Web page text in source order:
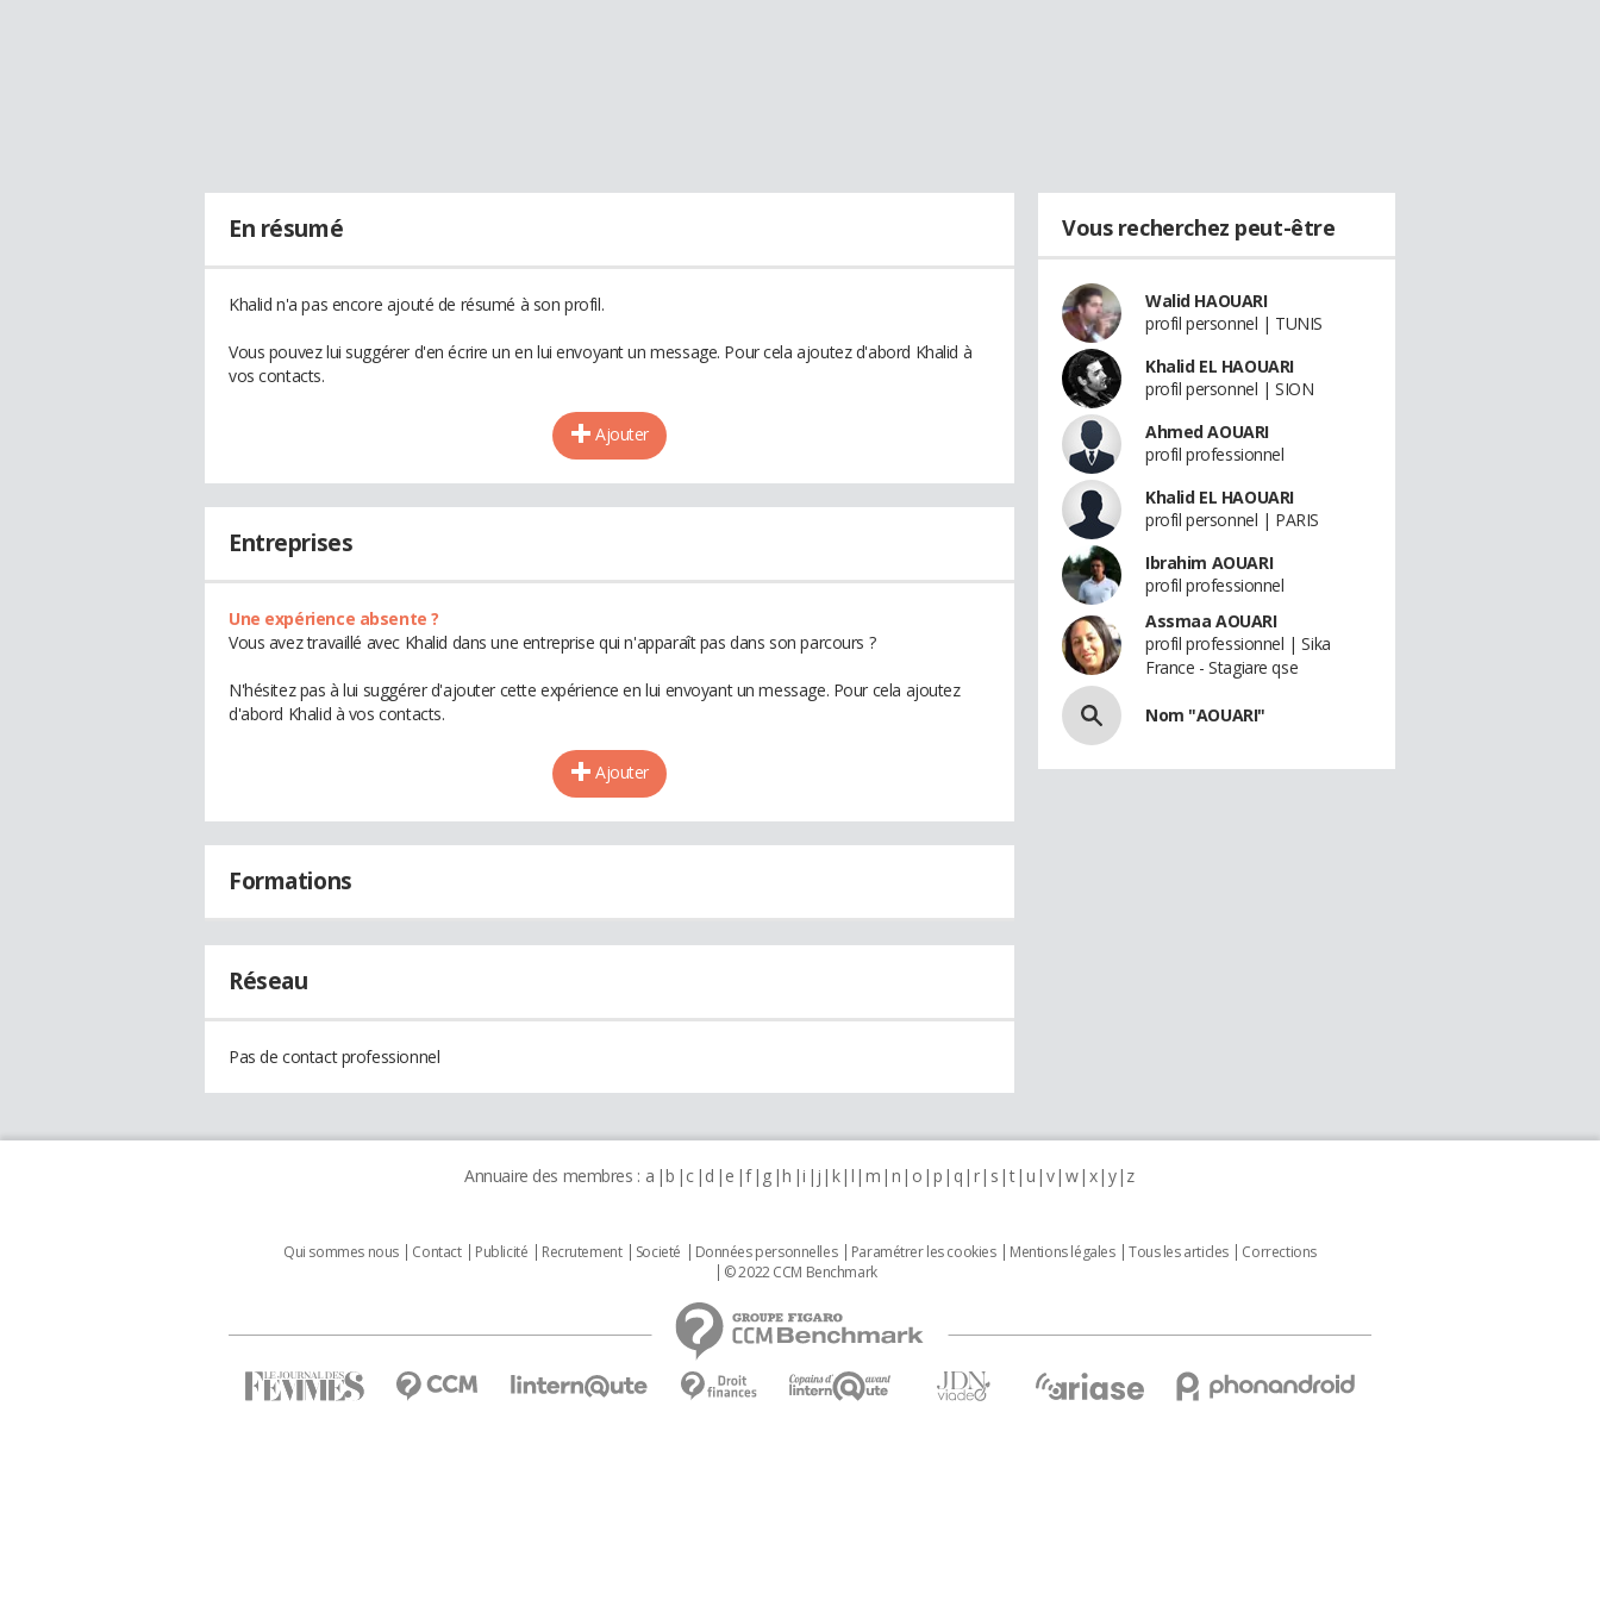
En résumé
Khalid n'a pas encore ajouté de résumé à son profil.
Vous pouvez lui suggérer d'en écrire un en lui envoyant un message. Pour cela ajoutez d'abord Khalid à
vos contacts.
Ajouter
Entreprises
Une expérience absente ?
Vous avez travaillé avec Khalid dans une entreprise qui n'apparaît pas dans son parcours ?
N'hésitez pas à lui suggérer d'ajouter cette expérience en lui envoyant un message. Pour cela ajoutez
d'abord Khalid à vos contacts.
Ajouter
Formations
Réseau
Pas de contact professionnel
Vous recherchez peut-être
Walid HAOUARI
profil personnel | TUNIS
Khalid EL HAOUARI
profil personnel | SION
Ahmed AOUARI
profil professionnel
Khalid EL HAOUARI
profil personnel | PARIS
Ibrahim AOUARI
profil professionnel
Assmaa AOUARI
profil professionnel | Sika
France - Stagiare qse
Nom "AOUARI"
Annuaire des membres : a b c d e f g h i j k l m n o p q r s t u v w x y z
Qui sommes nous Contact Publicité Recrutement Societé Données personnelles Paramétrer les cookies Mentions légales Tous les articles
Corrections
© 2022 CCM Benchmark